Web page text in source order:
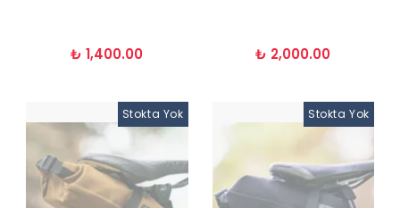
₺ 1,400.00 ₺ 2,000.00
Stokta Yok Stokta Yok